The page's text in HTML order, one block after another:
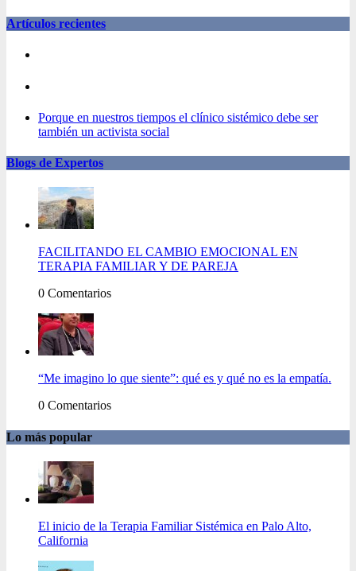
Artículos recientes
Porque en nuestros tiempos el clínico sistémico debe ser
también un activista social
Blogs de Expertos
FACILITANDO EL CAMBIO EMOCIONAL EN
TERAPIA FAMILIAR Y DE PAREJA
0 Comentarios
“Me imagino lo que siente”: qué es y qué no es la empatía.
0 Comentarios
Lo más popular
El inicio de la Terapia Familiar Sistémica en Palo Alto,
California